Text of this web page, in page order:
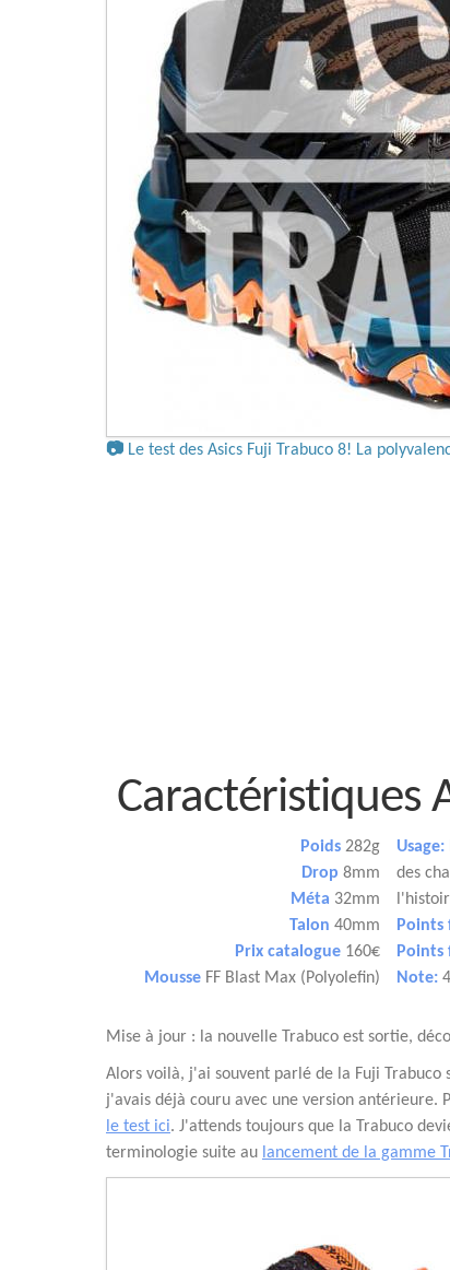
📷 Le test des Asics Fuji Trabuco 8! La
Caractéristiques
Poids 282g
Drop 8mm
Méta 32mm
Talon 40mm
Prix catalogue 160€
Mousse FF Blast Max (Polyolefin)
Usage:
des
Points
Points
Note:
Mise à jour : la nouvelle Trabuco est sortie,
Alors voilà, j'ai souvent parlé de la Fuji
j'avais déjà couru avec une version antérieure.
le test ici. J'attends toujours que la Trabuco
terminologie suite au lancement de la gamme